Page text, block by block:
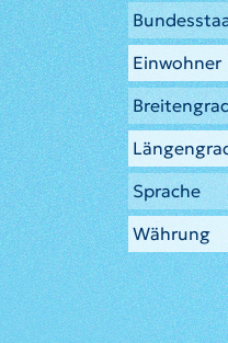
Einwohner
Sprache
Währung